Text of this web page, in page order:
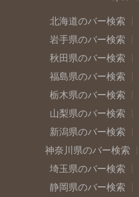
北海道のバー検索
岩手県のバー検索
秋田県のバー検索
福島県のバー検索
栃木県のバー検索
山梨県のバー検索
新潟県のバー検索
神奈川県のバー検索
埼玉県のバー検索
静岡県のバー検索